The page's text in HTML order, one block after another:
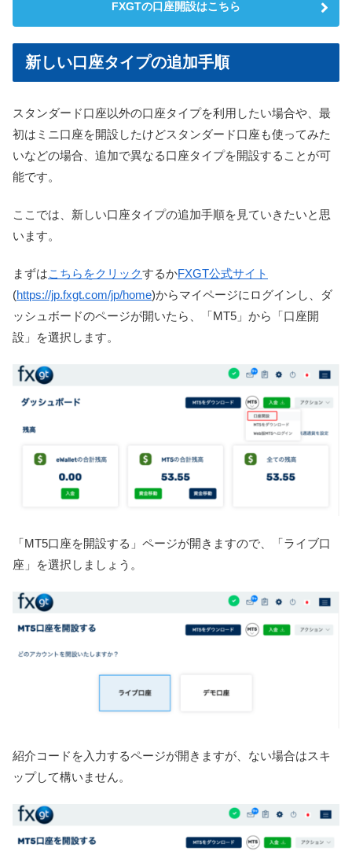
FXGTの口座開設はこちら
新しい口座タイプの追加手順
スタンダード口座以外の口座タイプを利用したい場合や、最
初はミニ口座を開設したけどスタンダード口座も使ってみた
いなどの場合、追加で異なる口座タイプを開設することが可
能です。
ここでは、新しい口座タイプの追加手順を見ていきたいと思
います。
まずはこちらをクリックするかFXGT公式サイト
(https://jp.fxgt.com/jp/home)からマイページにログインし、ダ
ッシュボードのページが開いたら、「MT5」から「口座開
設」を選択します。
「MT5口座を開設する」ページが開きますので、「ライブ口
座」を選択しましょう。
紹介コードを入力するページが開きますが、ない場合はスキ
ップして構いません。